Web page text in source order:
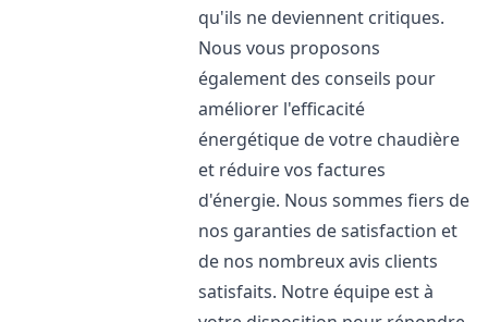
qu'ils ne deviennent critiques.
Nous vous proposons
également des conseils pour
améliorer l'efficacité
énergétique de votre chaudière
et réduire vos factures
d'énergie. Nous sommes fiers de
nos garanties de satisfaction et
de nos nombreux avis clients
satisfaits. Notre équipe est à